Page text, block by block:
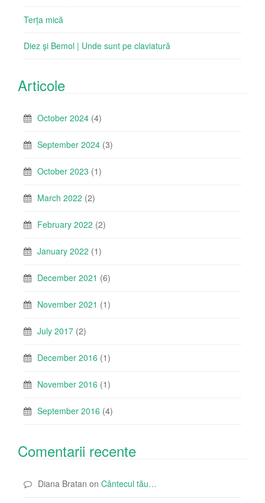
Terța mică
Diez şi Bemol | Unde sunt pe claviatură
Articole
October 2024 (4)
September 2024 (3)
October 2023 (1)
March 2022 (2)
February 2022 (2)
January 2022 (1)
December 2021 (6)
November 2021 (1)
July 2017 (2)
December 2016 (1)
November 2016 (1)
September 2016 (4)
Comentarii recente
Diana Bratan on Cântecul tău…